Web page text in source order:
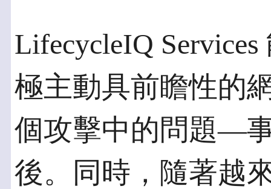
LifecycleIQ
極主動具前瞻性的
個攻擊中的問題—
後。同時，隨著越